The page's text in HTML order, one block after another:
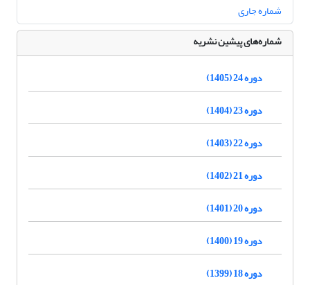
شماره جاری
شماره‌های پیشین نشریه
دوره 24 (1405)
دوره 23 (1404)
دوره 22 (1403)
دوره 21 (1402)
دوره 20 (1401)
دوره 19 (1400)
دوره 18 (1399)